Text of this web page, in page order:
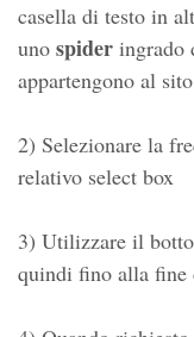
casella di testo in
uno spider ingrado
appartengono al
2) Selezionare la
relativo select box
3) Utilizzare il
quindi fino alla fine